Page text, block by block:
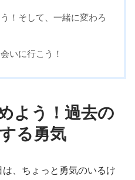
！そして、一緒に変わろ
いに行こう！
よう！過去の
る勇気
、ちょっと勇気のいるけ